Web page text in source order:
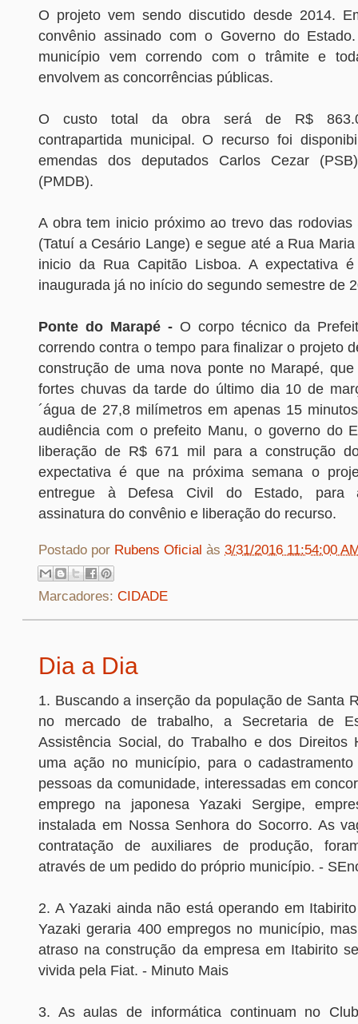
O projeto vem sendo discutido desde 2014.
convênio assinado com o Governo do
município vem correndo com o trâmite e
envolvem as concorrências públicas.
O custo total da obra será de R$
contrapartida municipal. O recurso foi
emendas dos deputados Carlos Cezar
(PMDB).
A obra tem inicio próximo ao trevo das
(Tatuí a Cesário Lange) e segue até a Rua
inicio da Rua Capitão Lisboa. A expectativa
inaugurada já no início do segundo semestre de
Ponte do Marapé - O corpo técnico da
correndo contra o tempo para finalizar o projeto
construção de uma nova ponte no Marapé,
fortes chuvas da tarde do último dia 10 de
´água de 27,8 milímetros em apenas 15
audiência com o prefeito Manu, o governo do
liberação de R$ 671 mil para a construção
expectativa é que na próxima semana o
entregue à Defesa Civil do Estado, para
assinatura do convênio e liberação do recurso.
Postado por Rubens Oficial às 3/31/2016 11:54:00
Marcadores: CIDADE
Dia a Dia
1. Buscando a inserção da população de Santa
no mercado de trabalho, a Secretaria de
Assistência Social, do Trabalho e dos Direitos
uma ação no município, para o
pessoas da comunidade, interessadas em
emprego na japonesa Yazaki Sergipe,
instalada em Nossa Senhora do Socorro. As
contratação de auxiliares de produção,
através de um pedido do próprio município. -
2. A Yazaki ainda não está operando em
Yazaki geraria 400 empregos no município,
atraso na construção da empresa em Itabirito
vivida pela Fiat. - Minuto Mais
3. As aulas de informática continuam no